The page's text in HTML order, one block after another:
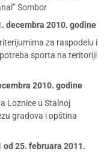
Sombor
decembra 2010. godine
za raspodelu i
sporta na teritoriji
2010. godine
Loznice u Stalnoj
gradova i opština
od 25. februara 2011.